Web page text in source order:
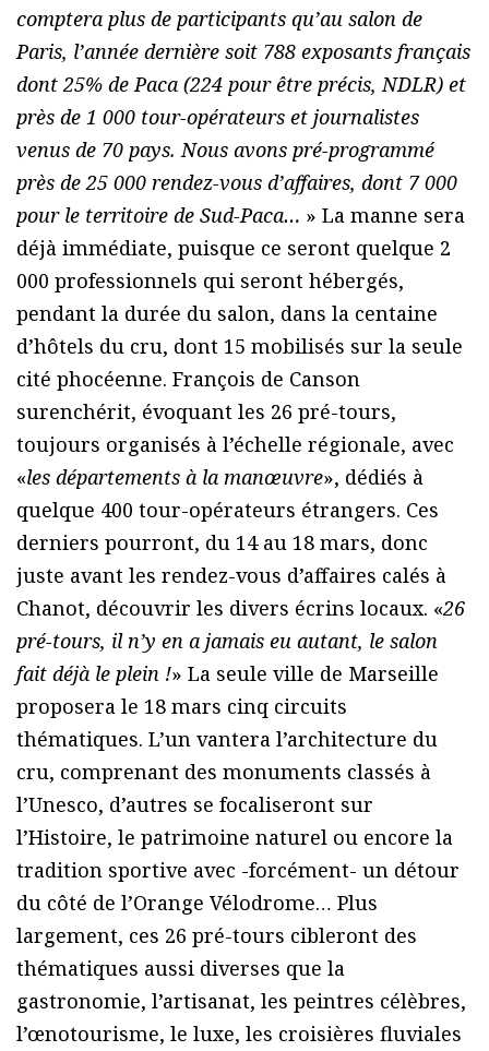
comptera plus de participants qu’au salon de
Paris, l’année dernière soit 788 exposants français
dont 25% de Paca (224 pour être précis, NDLR) et
près de 1 000 tour-opérateurs et journalistes
venus de 70 pays. Nous avons pré-programmé
près de 25 000 rendez-vous d’affaires, dont 7 000
pour le territoire de Sud-Paca… » La manne sera
déjà immédiate, puisque ce seront quelque 2
000 professionnels qui seront hébergés,
pendant la durée du salon, dans la centaine
d’hôtels du cru, dont 15 mobilisés sur la seule
cité phocéenne. François de Canson
surenchérit, évoquant les 26 pré-tours,
toujours organisés à l’échelle régionale, avec
«les départements à la manœuvre», dédiés à
quelque 400 tour-opérateurs étrangers. Ces
derniers pourront, du 14 au 18 mars, donc
juste avant les rendez-vous d’affaires calés à
Chanot, découvrir les divers écrins locaux. «26
pré-tours, il n’y en a jamais eu autant, le salon
fait déjà le plein !» La seule ville de Marseille
proposera le 18 mars cinq circuits
thématiques. L’un vantera l’architecture du
cru, comprenant des monuments classés à
l’Unesco, d’autres se focaliseront sur
l’Histoire, le patrimoine naturel ou encore la
tradition sportive avec -forcément- un détour
du côté de l’Orange Vélodrome… Plus
largement, ces 26 pré-tours cibleront des
thématiques aussi diverses que la
gastronomie, l’artisanat, les peintres célèbres,
l’œnotourisme, le luxe, les croisières fluviales